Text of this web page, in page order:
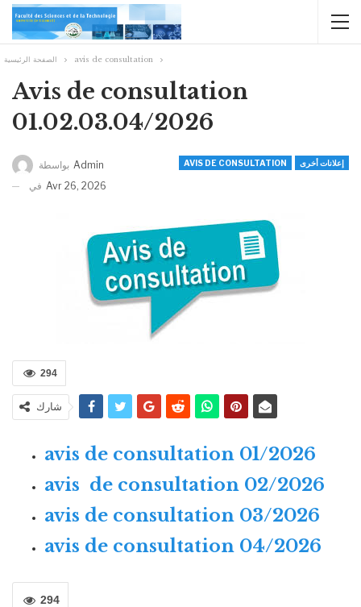
الصفحة الرئيسية avis de consultation
Avis de consultation
01.02.03.04/2026
AVIS DE CONSULTATION إعلانات أخرى
Admin
Avr 26, 2026
294
شارك
avis de consultation 01/2026
avis de consultation 02/2026
avis de consultation 03/2026
avis de consultation 04/2026
294